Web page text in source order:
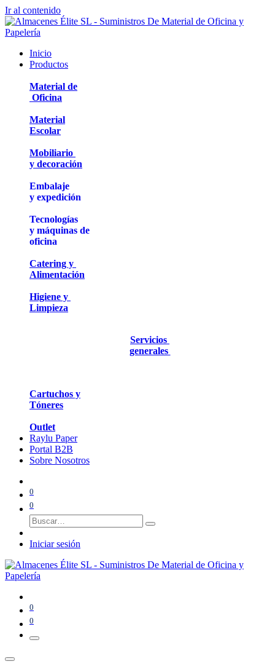
Ir al contenido
Inicio
Productos
Material de
Oficina
Material
Escolar
Mobiliario
y decoración
Embalaje
y expedición
Tecnologías
y máquinas de
oficina
Catering y
Alimentación
Higiene y
Limpieza
Servicios
generales
Cartuchos y
Tóneres
Outlet
Raylu Paper
Portal B2B
Sobre Nosotros
0
0
Iniciar sesión
0
0